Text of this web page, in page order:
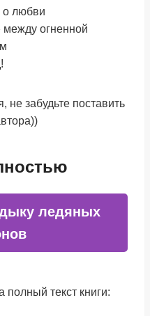
о любви
между огненной
не забудьте поставить
ледяных
полный текст книги: